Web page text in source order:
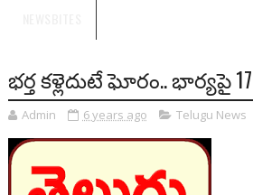
భర్త కళ్లెదుటే ఘోరం.. భార్యపై
Admin 6 years ago Telugu News